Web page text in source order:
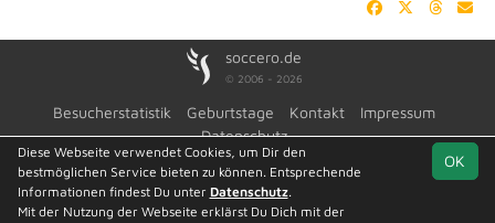
Team Kreisoberliga Spielplan
soccero.de
© 2006 - 2026
Besucherstatistik Geburtstage Kontakt
Impressum
Datenschutz
OK
Diese Webseite verwendet Cookies, um Dir den
bestmöglichen Service bieten zu können. Entsprechende
Informationen findest Du unter Datenschutz.
Mit der Nutzung der Webseite erklärst Du Dich mit der